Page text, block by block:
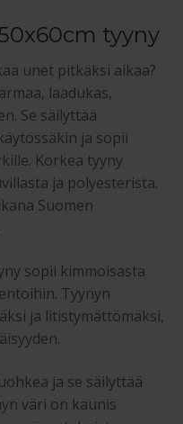
tyyny
unet pitkäksi aikaa?
laadukas,
Se säilyttää
ja sopii
Korkea tyyny
ja polyesterista.
Suomen
sopii kimmoisasta
Tyynyn
ja litistymättömäksi,
ja se säilyttää
väri on kaunis